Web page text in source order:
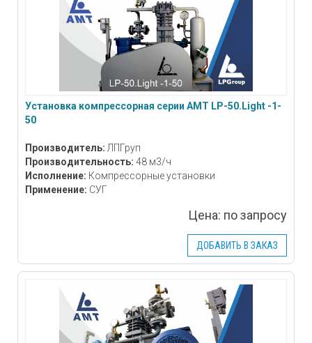
Установка компрессорная серии АМТ LP-50.Light -1-
50
Производитель:ЛПГруп
Производительность: 48 м3/ч
Исполнение: Компрессорные установки
Применение: СУГ
Цена: по запросу
ДОБАВИТЬ В ЗАКАЗ